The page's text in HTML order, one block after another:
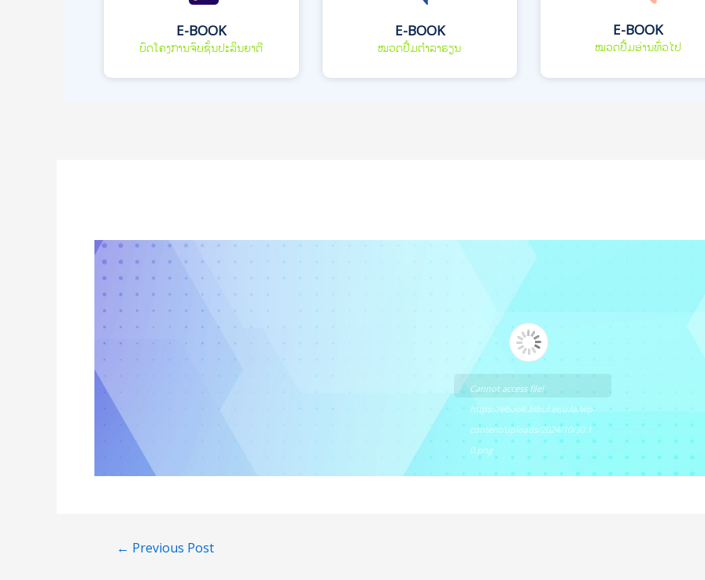
E-BOOK
ບົດໂຄງການຈົບຊັ້ນປະລິນຍາຕີ
E-BOOK
ໝວດປື້ມຕຳລາຮຽນ
E-BOOK
ໝວດປື້ມອ່ານທົ່ວໄປ
Cannot access file!
https://ebook.bibol.edu.la/wp-
content/uploads/2024/10/30.1
0.png
← Previous Post